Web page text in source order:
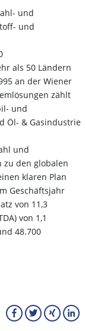
und
und
als 50 Ländern
an der Wiener
zählt
und
Öl- & Gasindustrie
und
zu den globalen
klaren Plan
Geschäftsjahr
von 11,3
von 1,1
48.700